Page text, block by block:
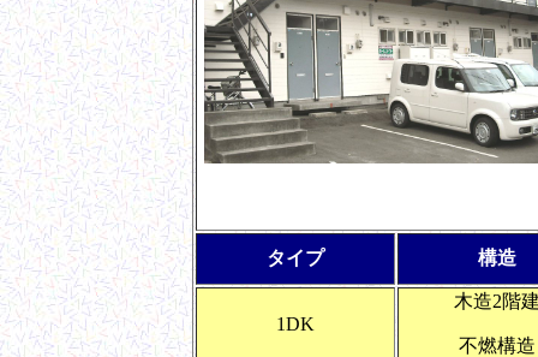
タイプ 構造
1DK
木造2階
不燃構造